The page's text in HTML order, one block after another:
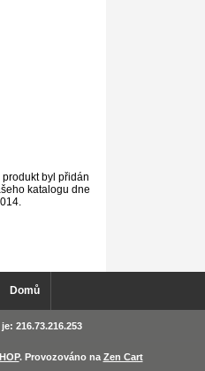
produkt byl přidán
katalogu dne
Domů
216.73.216.253
. Provozováno na Zen Cart